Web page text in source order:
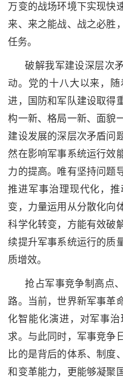
防
兵
兵
防
动
员
国
防
动
员
人
民
防
空
人
防
空
国
智
库
英
万变的战场环境下实现快
来、来之能战、战之必胜
任务。
破解我军建设深层次
动。党的十八大以来，
进，国防和军队建设取得
构一新、格局一新、面貌
建设发展的深层次矛盾问
然在影响军事系统运行效
力的提高。唯有坚持问题
推进军事治理现代化，
变，力量运用从分散化向
科学化转变，方能有效破
续提升军事系统运行的质
质增效。
抢占军事竞争制高点
路。当前，世界新军事革
化智能化演进，对军事
求。与此同时，军事竞争
比的是背后的体系、制度
和变革能力，更能够凝聚